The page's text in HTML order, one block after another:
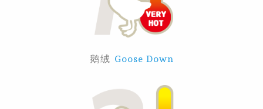
鹅绒 Goose Down